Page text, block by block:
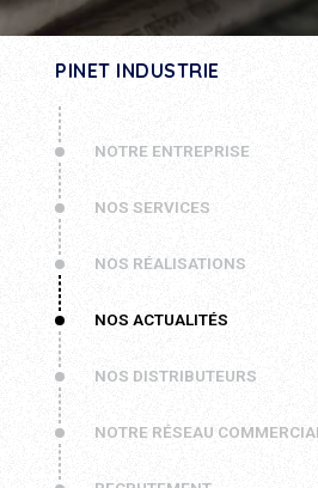
PINET INDUSTRIE
NOTRE ENTREPRISE
NOS SERVICES
NOS RÉALISATIONS
NOS ACTUALITÉS
NOS DISTRIBUTEURS
NOTRE RÉSEAU